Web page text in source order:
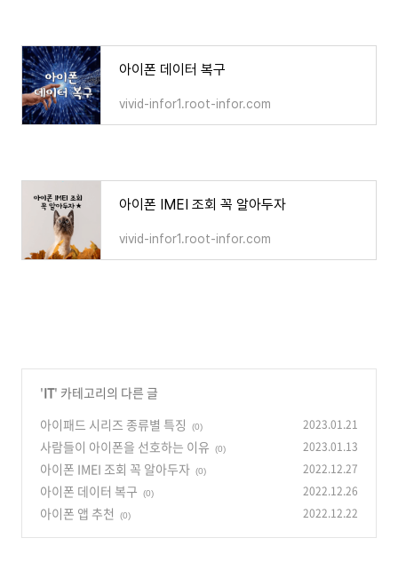
아이폰 데이터 복구
vivid-infor1.root-infor.com
아이폰 IMEI 조회 꼭 알아두자
vivid-infor1.root-infor.com
'IT' 카테고리의 다른 글
아이패드 시리즈 종류별 특징
(0) 2023.01.21
사람들이 아이폰을 선호하는 이유 (0) 2023.01.13
아이폰 IMEI 조회 꼭 알아두자 (0) 2022.12.27
아이폰 데이터 복구 (0) 2022.12.26
아이폰 앱 추천 (0) 2022.12.22